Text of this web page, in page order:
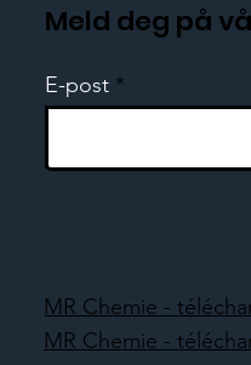
Meld deg på
E-post
MR Chemie -
MR Chemie -